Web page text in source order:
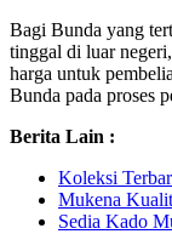
Bagi Bunda yang
tinggal di luar
harga untuk
Bunda pada proses
Berita Lain :
Koleksi
Mukena
Sedia Kado